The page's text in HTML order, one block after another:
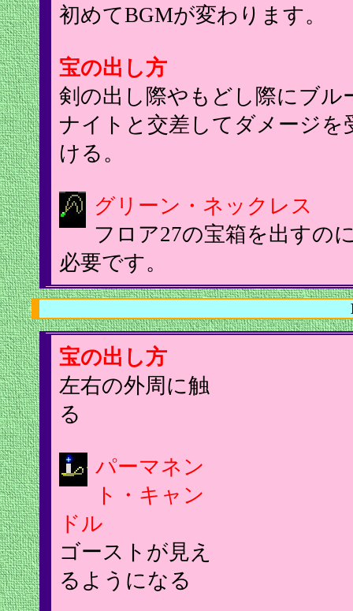
初めてBGMが変わります。
宝の出し方
剣の出し際やもどし際にブル
ナイトと交差してダメージを
ける。
グリーン・ネックレス
フロア27の宝箱を出すの
必要です。
宝の出し方
左右の外周に触
る
パーマネン
ト・キャン
ドル
ゴーストが見え
るようになる